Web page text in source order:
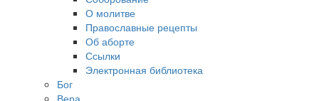
О молитве
Православные рецепты
Об аборте
Ссылки
Электронная библиотека
Бог
Вера